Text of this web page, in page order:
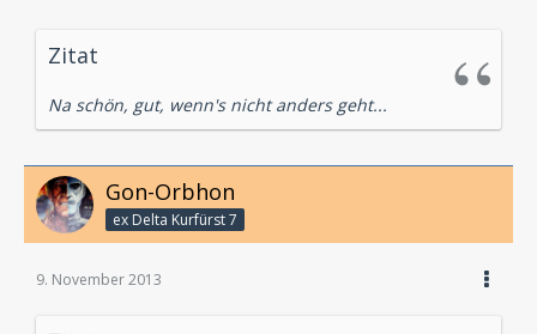
Zitat
Na schön, gut, wenn's nicht anders geht...
Gon-Orbhon
ex Delta Kurfürst 7
9. November 2013